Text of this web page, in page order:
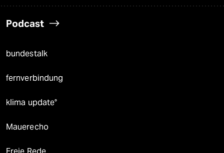
Podcast
bundestalk
fernverbindung
klima update°
Mauerecho